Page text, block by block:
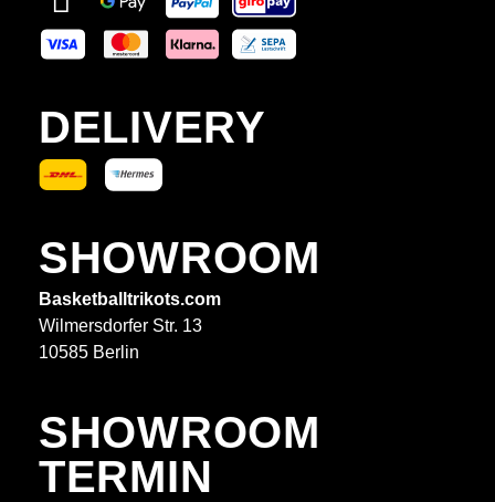
DELIVERY
SHOWROOM
Basketballtrikots.com
Wilmersdorfer Str. 13
10585 Berlin
SHOWROOM
TERMIN